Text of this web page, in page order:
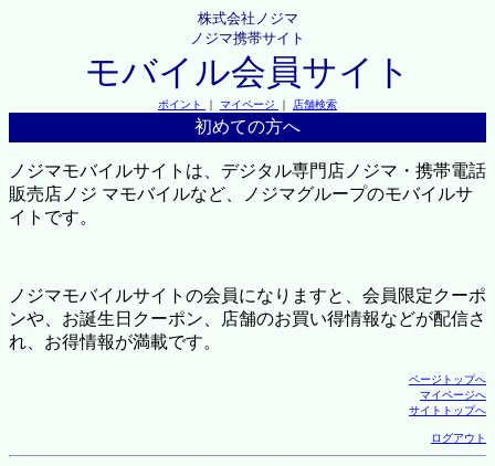
株式会社ノジマ
ノジマ携帯サイト
モバイル会員サイト
ポイント ｜ マイページ ｜ 店舗検索
初めての方へ
ノジマモバイルサイトは、デジタル専門店ノジマ・携帯電話
販売店ノジ マモバイルなど、ノジマグループのモバイルサ
イトです。
ノジマモバイルサイトの会員になりますと、会員限定クーポ
ンや、お誕生日クーポン、店舗のお買い得情報などが配信さ
れ、お得情報が満載です。
ページトップへ
マイページへ
サイトトップへ
ログアウト